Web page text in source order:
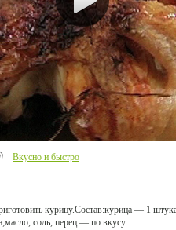
Вкусно и быстро
курицу.Состав:курица — 1
соль, перец — по вкусу.